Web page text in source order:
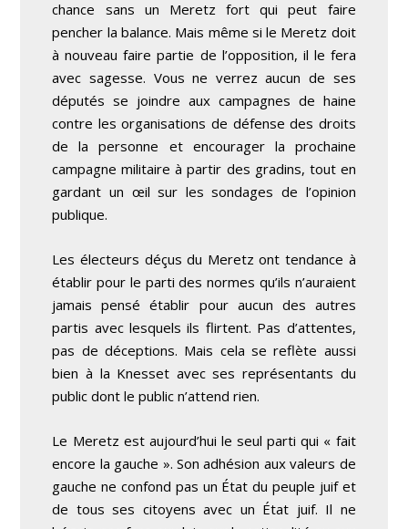
chance sans un Meretz fort qui peut faire
pencher la balance. Mais même si le Meretz doit
à nouveau faire partie de l’opposition, il le fera
avec sagesse. Vous ne verrez aucun de ses
députés se joindre aux campagnes de haine
contre les organisations de défense des droits
de la personne et encourager la prochaine
campagne militaire à partir des gradins, tout en
gardant un œil sur les sondages de l’opinion
publique.
Les électeurs déçus du Meretz ont tendance à
établir pour le parti des normes qu’ils n’auraient
jamais pensé établir pour aucun des autres
partis avec lesquels ils flirtent. Pas d’attentes,
pas de déceptions. Mais cela se reflète aussi
bien à la Knesset avec ses représentants du
public dont le public n’attend rien.
Le Meretz est aujourd’hui le seul parti qui « fait
encore la gauche ». Son adhésion aux valeurs de
gauche ne confond pas un État du peuple juif et
de tous ses citoyens avec un État juif. Il ne